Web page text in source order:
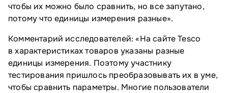
чтобы их можно было сравнить, но все запутано,
потому что единицы измерения разные».
Комментарий исследователей: «На сайте Tesco
в характеристиках товаров указаны разные
единицы измерения. Поэтому участнику
тестирования пришлось преобразовывать их в уме,
чтобы сравнить параметры. Многие пользователи